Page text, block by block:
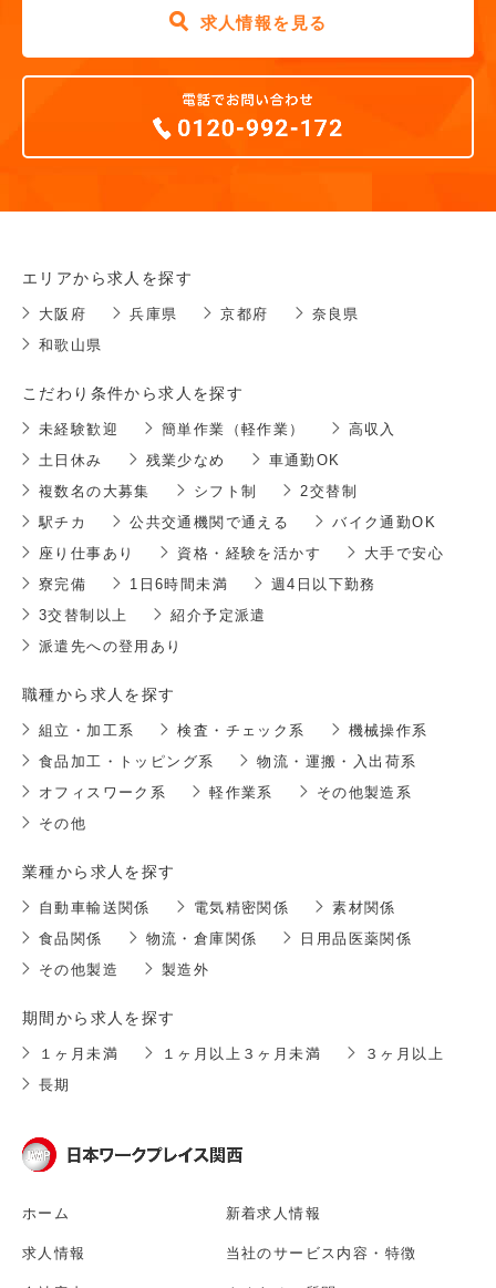
求人情報を見る
ホーム 新着求人情報
求人情報 当社のサービス内容・特徴
エリアから求人を探す
大阪府 兵庫県 京都府
奈良県
和歌山県
こだわり条件から求人を探す
未経験歓迎 簡単作業（軽作業）
高収入
土日休み
残業少なめ
車通勤OK
複数名の大募集
シフト制
2交替制
駅チカ
公共交通機関で通える
バイク通勤OK
座り仕事あり
資格・経験を活かす
大手で安心
寮完備
1日6時間未満
週4日以下勤務
3交替制以上
紹介予定派遣
派遣先への登用あり
職種から求人を探す
組立・加工系 検査・チェック系
機械操作系
食品加工・トッピング系
物流・運搬・入出荷系
オフィスワーク系
軽作業系
その他製造系
その他
業種から求人を探す
自動車輸送関係 電気精密関係
素材関係
食品関係
物流・倉庫関係
日用品医薬関係
その他製造
製造外
期間から求人を探す
１ヶ月未満 １ヶ月以上３ヶ月未満
３ヶ月以上
長期